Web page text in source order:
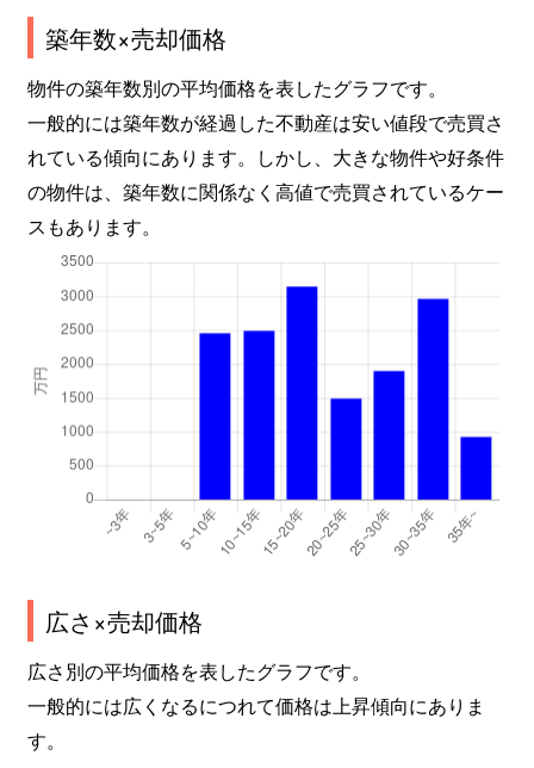
築年数×売却価格
物件の築年数別の平均価格を表したグラフです。
一般的には築年数が経過した不動産は安い値段で売買さ
れている傾向にあります。しかし、大きな物件や好条件
の物件は、築年数に関係なく高値で売買されているケー
スもあります。
広さ×売却価格
広さ別の平均価格を表したグラフです。
一般的には広くなるにつれて価格は上昇傾向にありま
す。